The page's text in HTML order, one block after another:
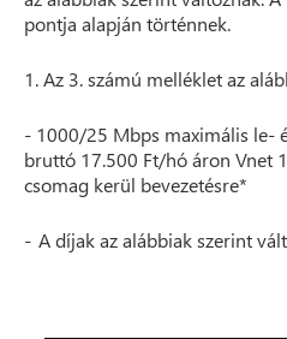
pontja alapján történnek.
1. Az 3. számú melléklet az
- 1000/25 Mbps maximális le-
bruttó 17.500 Ft/hó áron Vnet
csomag kerül bevezetésre*
- A díjak az alábbiak szerint